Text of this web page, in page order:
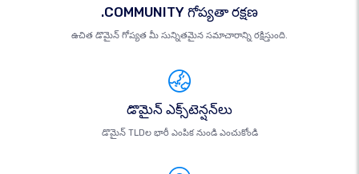
.COMMUNITY గోప్యతా రక్షణ
ఉచిత డొమైన్ గోప్యత మీ సున్నితమైన సమాచారాన్ని రక్షిస్తుంది.
డొమైన్ ఎక్స్‌టెన్షన్‌లు
డొమైన్ TLDల భారీ ఎంపిక నుండి ఎంచుకోండి